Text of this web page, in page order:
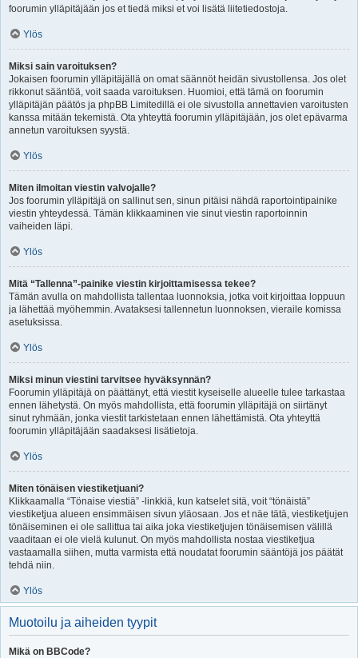
foorumin ylläpitäjään jos et tiedä miksi et voi lisätä liitetiedostoja.
Ylös
Miksi sain varoituksen?
Jokaisen foorumin ylläpitäjällä on omat säännöt heidän sivustollensa. Jos olet
rikkonut sääntöä, voit saada varoituksen. Huomioi, että tämä on foorumin
ylläpitäjän päätös ja phpBB Limitedillä ei ole sivustolla annettavien varoitusten
kanssa mitään tekemistä. Ota yhteyttä foorumin ylläpitäjään, jos olet epävarma
annetun varoituksen syystä.
Ylös
Miten ilmoitan viestin valvojalle?
Jos foorumin ylläpitäjä on sallinut sen, sinun pitäisi nähdä raportointipainike
viestin yhteydessä. Tämän klikkaaminen vie sinut viestin raportoinnin
vaiheiden läpi.
Ylös
Mitä “Tallenna”-painike viestin kirjoittamisessa tekee?
Tämän avulla on mahdollista tallentaa luonnoksia, jotka voit kirjoittaa loppuun
ja lähettää myöhemmin. Avataksesi tallennetun luonnoksen, vieraile komissa
asetuksissa.
Ylös
Miksi minun viestini tarvitsee hyväksynnän?
Foorumin ylläpitäjä on päättänyt, että viestit kyseiselle alueelle tulee tarkastaa
ennen lähetystä. On myös mahdollista, että foorumin ylläpitäjä on siirtänyt
sinut ryhmään, jonka viestit tarkistetaan ennen lähettämistä. Ota yhteyttä
foorumin ylläpitäjään saadaksesi lisätietoja.
Ylös
Miten tönäisen viestiketjuani?
Klikkaamalla “Tönaise viestiä” -linkkiä, kun katselet sitä, voit “tönäistä”
viestiketjua alueen ensimmäisen sivun yläosaan. Jos et näe tätä, viestiketjujen
tönäiseminen ei ole sallittua tai aika joka viestiketjujen tönäisemisen välillä
vaaditaan ei ole vielä kulunut. On myös mahdollista nostaa viestiketjua
vastaamalla siihen, mutta varmista että noudatat foorumin sääntöjä jos päätät
tehdä niin.
Ylös
Muotoilu ja aiheiden tyypit
Mikä on BBCode?